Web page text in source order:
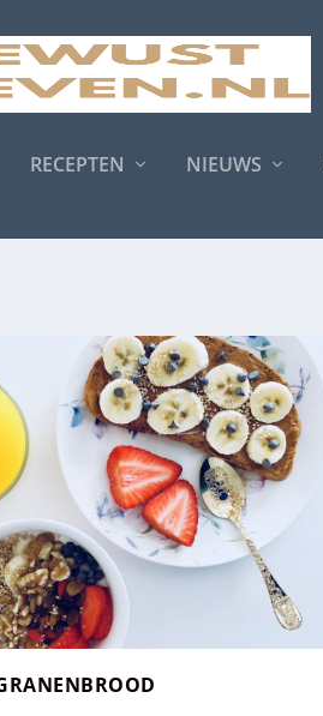
RECEPTEN NIEUWS